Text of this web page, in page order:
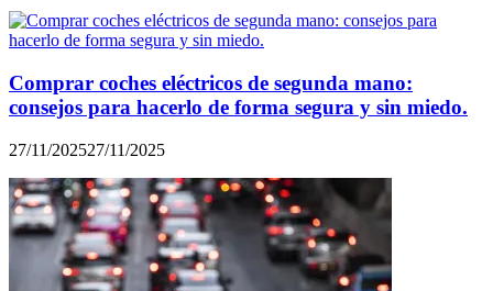
Comprar coches eléctricos de segunda mano:
consejos para hacerlo de forma segura y sin miedo.
27/11/202527/11/2025